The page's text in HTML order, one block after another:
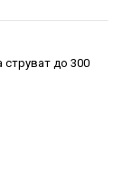
до 300